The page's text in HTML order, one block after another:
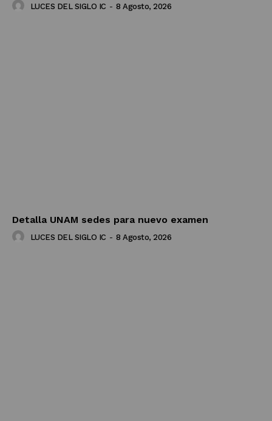
LUCES DEL SIGLO IC - 8 Agosto, 2026
Detalla UNAM sedes para nuevo examen
LUCES DEL SIGLO IC - 8 Agosto, 2026